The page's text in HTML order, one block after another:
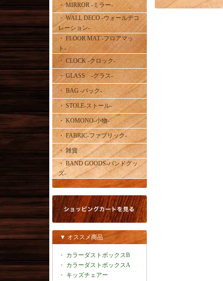
・ MIRROR -ミラー-
・ WALL DECO -ウォールデコ
レーション-
・ FLOOR MAT -フロアマッ
ト-
・ CLOCK -クロック-
・ GLASS -グラス-
・ BAG -バック-
・ STOLE-ストール-
・ KOMONO-小物-
・ FABRIC-ファブリック-
・ 雑貨
・ BAND GOODS-バンドグッ
ズ-
▼ オススメ商品
・ カラーダストボックスB
・ カラーダストボックスA
・ キッズチェアー